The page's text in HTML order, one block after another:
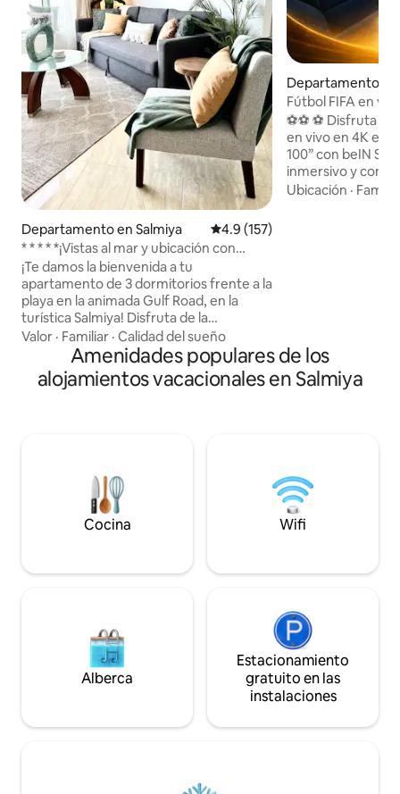
Departamento en Salmiya Calificación promedio: 4.9 de
4.9 (157)
* * * * *¡Vistas al mar y ubicación con
todas las comodidades!
¡Te damos la bienvenida a tu
apartamento de 3 dormitorios frente a la
playa en la animada Gulf Road, en la
turística Salmiya! Disfruta de la
combinación perfecta de lujo y
comodidad, lo que lo convierte en la
opción ideal para familias que buscan
una estancia relajante y memorable. En
alta calidad con servicios que incluyen
equipo de ejercicio, juguetes para niños
y barra de café. Vistas al mar en todas las
Valor · Familiar · Calidad del sueño
Departamento en
Fútbol FIFA en
⚽️⚽️ ⚽ Disfruta
en vivo en 4K en
100” con beIN
inmersivo y
en este tranquilo
SonyLIV, ZeeTV,
check-out
Ubicación ·
Amenidades populares de los
alojamientos vacacionales en Salmiya
Cocina Wifi
Alberca
Estacionamiento
gratuito en las
instalaciones